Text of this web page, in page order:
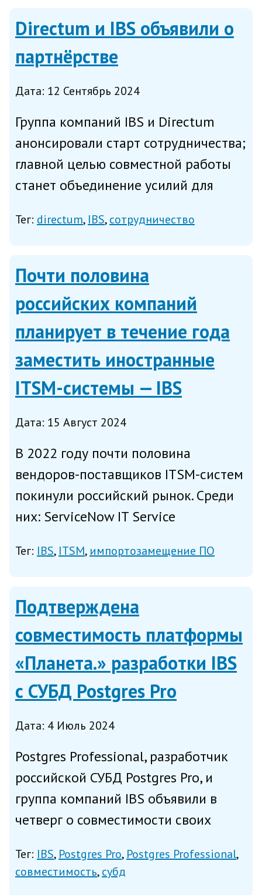
бизнес-процессов, сообщает IBS во
вторник. Груп...
Directum и IBS объявили о
партнёрстве
Дата: 12 Сентябрь 2024
Группа компаний IBS и Directum
анонсировали старт сотрудничества;
главной целью совместной работы
станет объединение усилий для
решений цифровой трансформации
сообщает IBS в четверг. Обе к...
Тег: directum IBS сотрудничество
Почти половина
российских компаний
планирует в течение года
заместить иностранные
ITSM-системы — IBS
Дата: 15 Август 2024
В 2022 году почти половина
вендоров-поставщиков ITSM-систем
покинули российский рынок. Среди
них: ServiceNow IT Service
Service Management, BMC Remedy
другие. При этом, по оценке...
Тег: IBS ITSM импортозамещение ПО
Подтверждена
совместимость платформы
«Планета.» разработки IBS
с СУБД Postgres Pro
Дата: 4 Июль 2024
Postgres Professional, разработчик
российской СУБД Postgres Pro, и
группа компаний IBS объявили в
четверг о совместимости своих
Postgres Professional, подтверждает
корректную работу платформы
Тег: IBS Postgres Pro Postgres Professional
совместимость субд